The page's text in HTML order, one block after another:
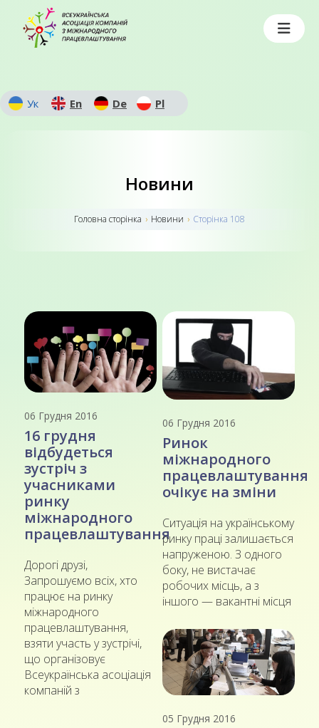
Ук En De Pl
Новини
Головна сторiнка › Новини › Сторінка 108
06 Грудня 2016
16 грудня
відбудеться
зустріч з
учасниками
ринку
міжнародного
працевлаштування
Дорогі друзі,
Запрошуємо всіх, хто
працює на ринку
міжнародного
працевлаштування,
взяти участь у зустрічі,
що організовує
Всеукраїнська асоціація
компаній з
06 Грудня 2016
Ринок
міжнародного
працевлаштування
очікує на зміни
Ситуація на українському
ринку праці залишається
напруженою. З одного
боку, не вистачає
робочих місць, а з
іншого — вакантні місця
05 Грудня 2016